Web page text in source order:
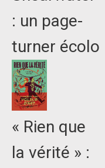
: un page-
turner écolo
« Rien que
la vérité » :